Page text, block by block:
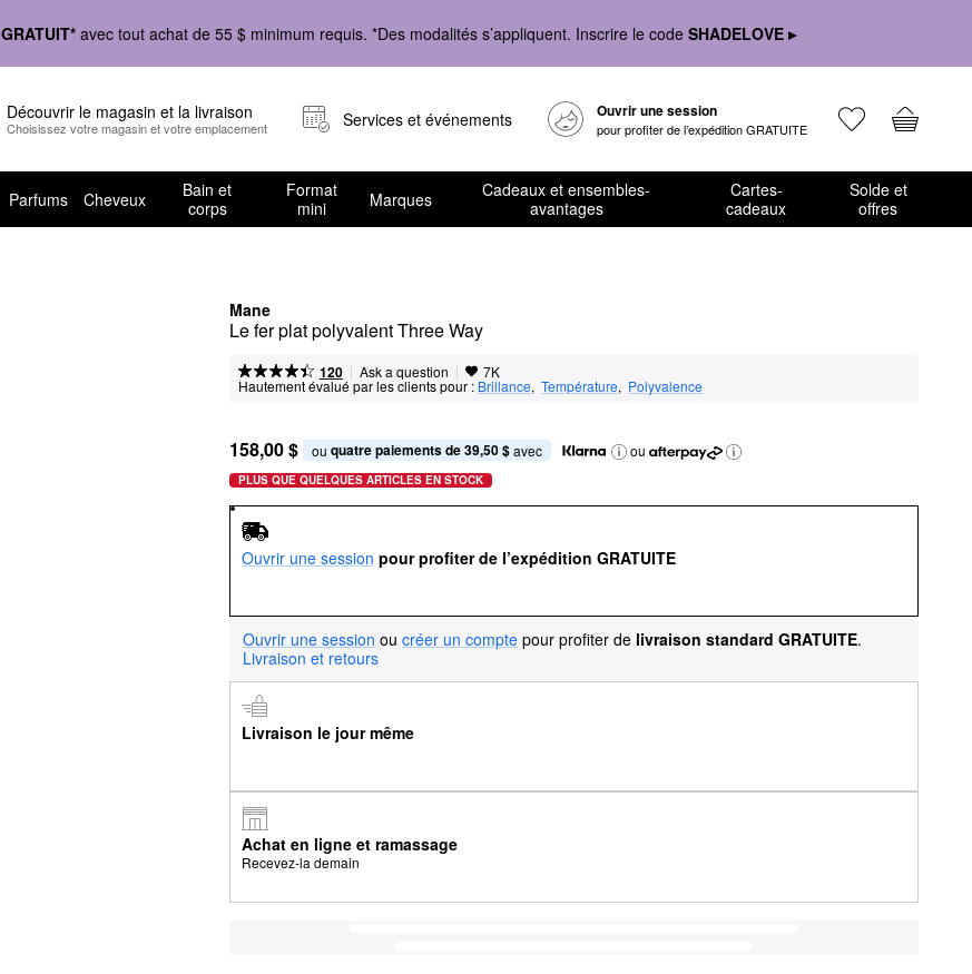
GRATUIT* avec tout achat de 55 $ minimum requis. *Des modalités s’appliquent. Inscrire le code SHADELOVE ▸
Découvrir le magasin et la livraison
Choisissez votre magasin et votre emplacement Services et événements Ouvrir une session
pour profiter de l’expédition GRATUITE
Parfums Cheveux
Bain et
corps
Format
mini
Marques
Cadeaux et ensembles-
avantages
Cartes-
cadeaux
Solde et
offres
Mane
Le fer plat polyvalent Three Way
120 | Ask a question | 7K
Hautement évalué par les clients pour : Brillance, Température, Polyvalence
158,00 $ ou quatre paiements de 39,50 $ avec ou
PLUS QUE QUELQUES ARTICLES EN STOCK
Ouvrir une session pour profiter de l’expédition GRATUITE
Ouvrir une session ou créer un compte pour profiter de livraison standard GRATUITE.
Livraison et retours
Livraison le jour même
Achat en ligne et ramassage
Recevez-la demain